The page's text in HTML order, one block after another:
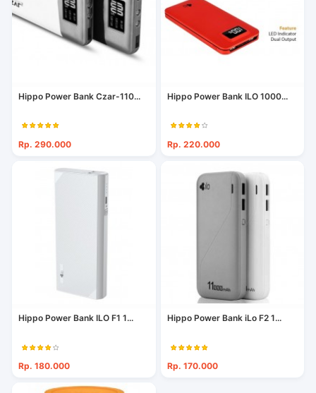
Hippo Power Bank Czar-110...
Rp. 290.000
Hippo Power Bank ILO 1000...
Rp. 220.000
Hippo Power Bank ILO F1 1...
Rp. 180.000
Hippo Power Bank iLo F2 1...
Rp. 170.000